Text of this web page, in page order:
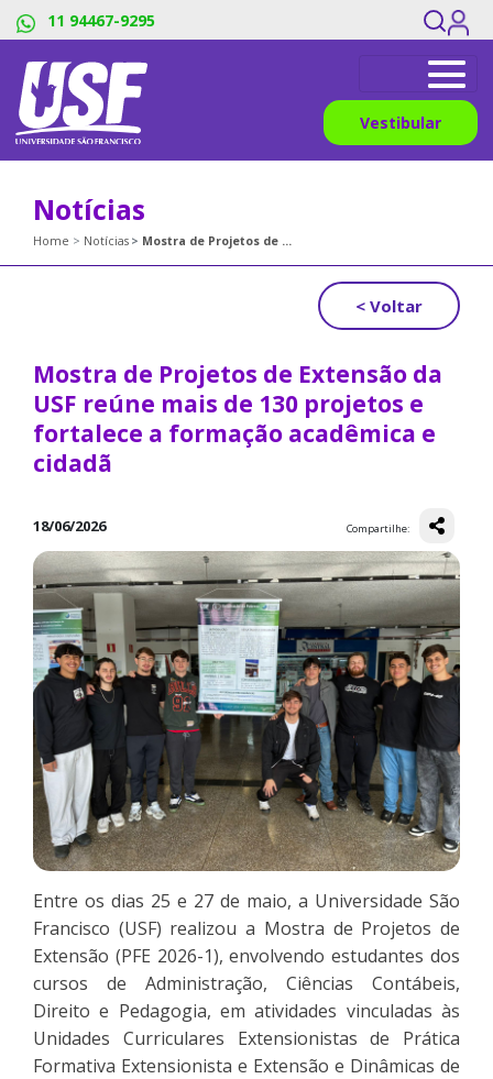
11 94467-9295
Vestibular
Notícias
Home Notícias Mostra de Projetos de Extensão da USF reúne mais de 130 projetos e fortalece a formação acadêmica e cidadã
< Voltar
Mostra de Projetos de Extensão da
USF reúne mais de 130 projetos e
fortalece a formação acadêmica e
cidadã
18/06/2026 Compartilhe:
Entre os dias 25 e 27 de maio, a Universidade São
Francisco (USF) realizou a Mostra de Projetos de
Extensão (PFE 2026-1), envolvendo estudantes dos
cursos de Administração, Ciências Contábeis,
Direito e Pedagogia, em atividades vinculadas às
Unidades Curriculares Extensionistas de Prática
Formativa Extensionista e Extensão e Dinâmicas de